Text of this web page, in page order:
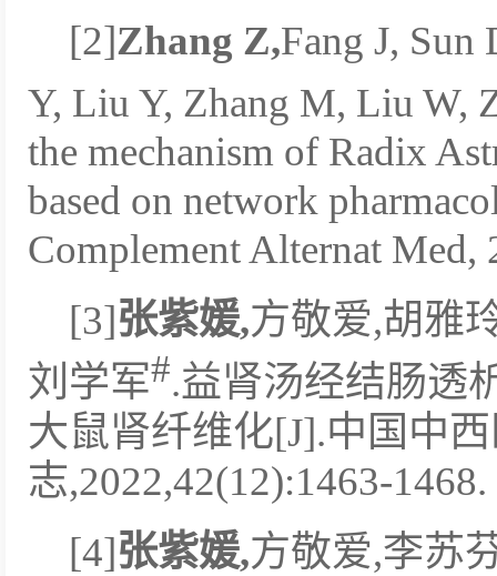
[2]Zhang Z,Fang J,
Y, Liu Y, Zhang M, Liu W,
the mechanism of Radix
based on network
Complement Alternat Med,
[3]张紫媛,方敬爱,胡雅
刘学军#.益肾汤经结肠透
大鼠肾纤维化[J].中国中
志,2022,42(12):1463-1468.
[4]张紫媛,方敬爱,李苏